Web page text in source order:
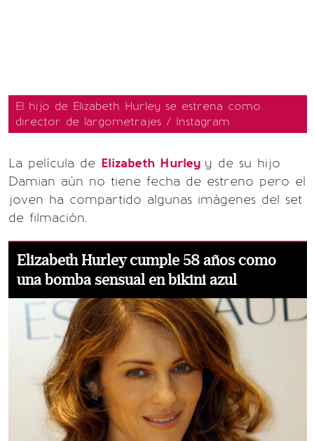
El hijo de Elizabeth Hurley se estrena como
director de largometrajes / Instagram
La película de Elizabeth Hurley y de su hijo
Damian aún no tiene fecha de estreno pero el
joven ha compartido algunas imágenes del set
de filmación.
Elizabeth Hurley cumple 58 años como
una bomba sensual en bikini azul